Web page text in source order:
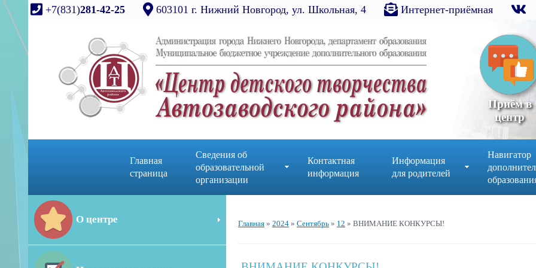
+7(831)281-42-25 603101 г. Нижний Новгород, ул. Школьная, 4 Интернет-приёмная
Приём в
центр
Главная
страница
Сведения об
образовательной
организации
Контактная
информация
Информация
для родителей
Навигатор
О центре Главная » 2024 » Сентябрь » 12 » ВНИМАНИЕ КОНКУРСЫ!